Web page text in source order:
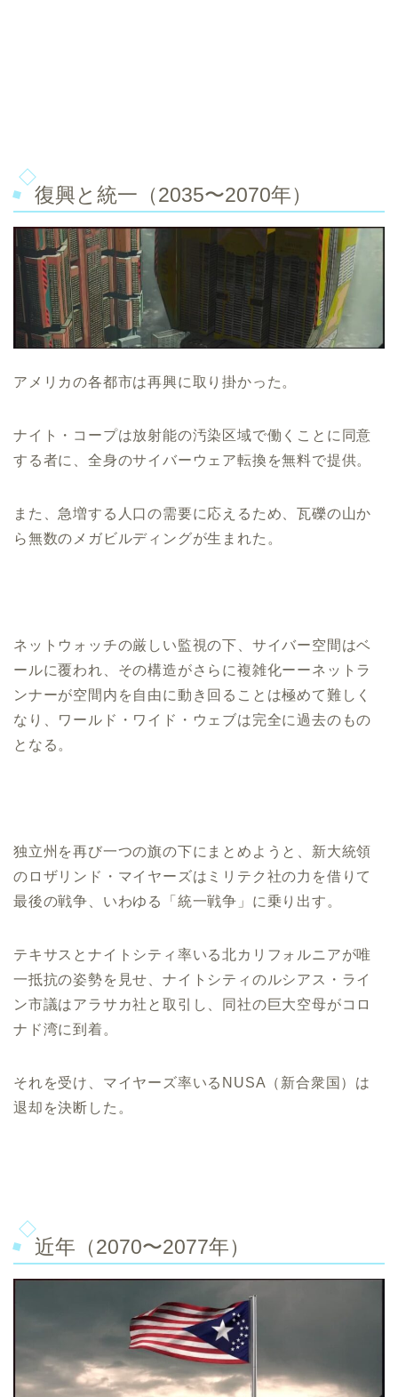
復興と統一（2035〜2070年）
アメリカの各都市は再興に取り掛かった。
ナイト・コープは放射能の汚染区域で働くことに同意
する者に、全身のサイバーウェア転換を無料で提供。
また、急増する人口の需要に応えるため、瓦礫の山か
ら無数のメガビルディングが生まれた。
ネットウォッチの厳しい監視の下、サイバー空間はベ
ールに覆われ、その構造がさらに複雑化ーーネットラ
ンナーが空間内を自由に動き回ることは極めて難しく
なり、ワールド・ワイド・ウェブは完全に過去のもの
となる。
独立州を再び一つの旗の下にまとめようと、新大統領
のロザリンド・マイヤーズはミリテク社の力を借りて
最後の戦争、いわゆる「統一戦争」に乗り出す。
テキサスとナイトシティ率いる北カリフォルニアが唯
一抵抗の姿勢を見せ、ナイトシティのルシアス・ライ
ン市議はアラサカ社と取引し、同社の巨大空母がコロ
ナド湾に到着。
それを受け、マイヤーズ率いるNUSA（新合衆国）は
退却を決断した。
近年（2070〜2077年）